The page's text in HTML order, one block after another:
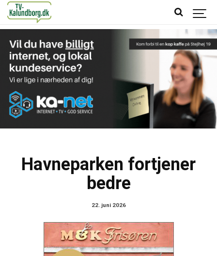
Havneparken fortjener
bedre
22. juni 2026